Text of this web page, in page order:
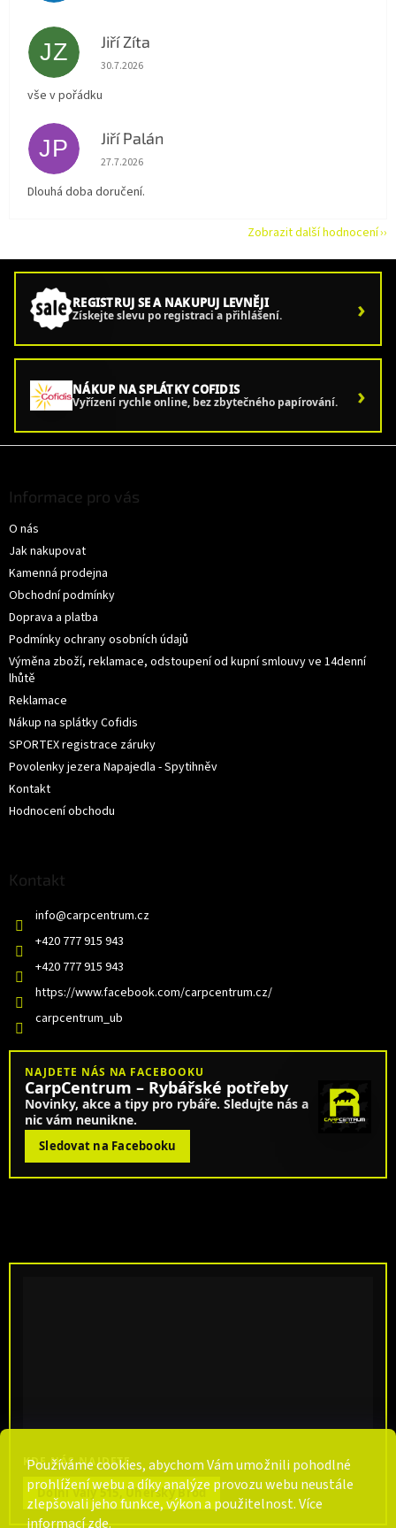
Používáme cookies, abychom Vám umožnili pohodlné
prohlížení webu a díky analýze provozu webu neustále
zlepšovali jeho funkce, výkon a použitelnost. Více
informacízde.
JZ Jiří Zíta
Hodnocení obchodu je 5 z 5 hvězdiček.
30.7.2026
vše v pořádku
JP Jiří Palán
Hodnocení obchodu je 5 z 5 hvězdiček.
27.7.2026
Dlouhá doba doručení.
Zobrazit další hodnocení
REGISTRUJ SE A NAKUPUJ LEVNĚJI
Získejte slevu po registraci a přihlášení. ›
NÁKUP NA SPLÁTKY COFIDIS
Vyřízení rychle online, bez zbytečného papírování. ›
Informace pro vás
O nás
Jak nakupovat
Kamenná prodejna
Obchodní podmínky
Doprava a platba
Podmínky ochrany osobních údajů
Výměna zboží, reklamace, odstoupení od kupní smlouvy ve 14denní
lhůtě
Reklamace
Nákup na splátky Cofidis
SPORTEX registrace záruky
Povolenky jezera Napajedla - Spytihněv
Kontakt
Hodnocení obchodu
Kontakt
info@carpcentrum.cz
+420 777 915 943
+420 777 915 943
https://www.facebook.com/carpcentrum.cz/
carpcentrum_ub
NAJDETE NÁS NA FACEBOOKU
CarpCentrum – Rybářské potřeby
Novinky, akce a tipy pro rybáře. Sledujte nás a
nic vám neunikne.
Sledovat na Facebooku
KDE NÁS NAJDETE
Dolní Valy 515, Uherský Brod